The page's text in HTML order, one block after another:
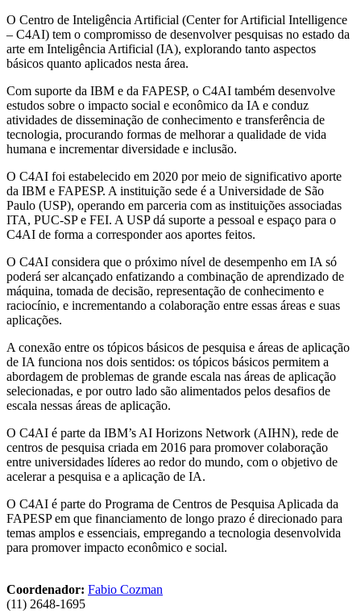
O Centro de Inteligência Artificial (Center for Artificial Intelligence
– C4AI) tem o compromisso de desenvolver pesquisas no estado da
arte em Inteligência Artificial (IA), explorando tanto aspectos
básicos quanto aplicados nesta área.
Com suporte da IBM e da FAPESP, o C4AI também desenvolve
estudos sobre o impacto social e econômico da IA e conduz
atividades de disseminação de conhecimento e transferência de
tecnologia, procurando formas de melhorar a qualidade de vida
humana e incrementar diversidade e inclusão.
O C4AI foi estabelecido em 2020 por meio de significativo aporte
da IBM e FAPESP. A instituição sede é a Universidade de São
Paulo (USP), operando em parceria com as instituições associadas
ITA, PUC-SP e FEI. A USP dá suporte a pessoal e espaço para o
C4AI de forma a corresponder aos aportes feitos.
O C4AI considera que o próximo nível de desempenho em IA só
poderá ser alcançado enfatizando a combinação de aprendizado de
máquina, tomada de decisão, representação de conhecimento e
raciocínio, e incrementando a colaboração entre essas áreas e suas
aplicações.
A conexão entre os tópicos básicos de pesquisa e áreas de aplicação
de IA funciona nos dois sentidos: os tópicos básicos permitem a
abordagem de problemas de grande escala nas áreas de aplicação
selecionadas, e por outro lado são alimentados pelos desafios de
escala nessas áreas de aplicação.
O C4AI é parte da IBM’s AI Horizons Network (AIHN), rede de
centros de pesquisa criada em 2016 para promover colaboração
entre universidades líderes ao redor do mundo, com o objetivo de
acelerar a pesquisa e a aplicação de IA.
O C4AI é parte do Programa de Centros de Pesquisa Aplicada da
FAPESP em que financiamento de longo prazo é direcionado para
temas amplos e essenciais, empregando a tecnologia desenvolvida
para promover impacto econômico e social.
Coordenador: Fabio Cozman
(11) 2648-1695